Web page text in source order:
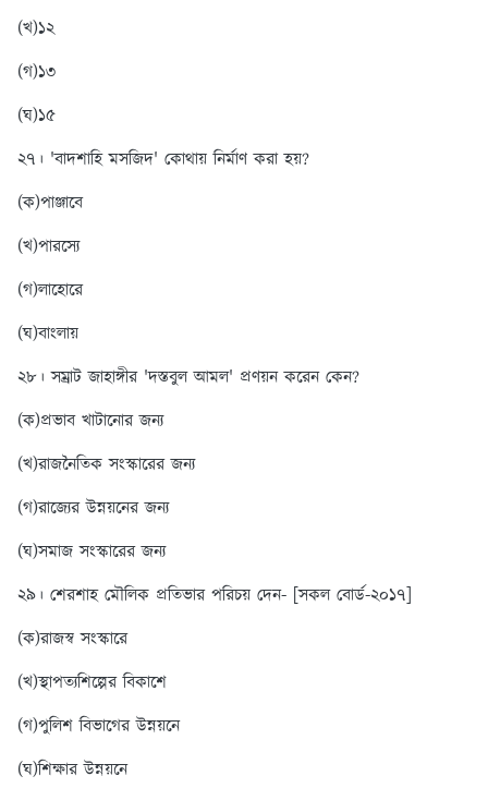
(খ)১২
(গ)১৩
(ঘ)১৫
২৭। 'বাদশাহি মসজিদ' কোথায় নির্মাণ করা হয়?
(ক)পাঞ্জাবে
(খ)পারস্যে
(গ)লাহোরে
(ঘ)বাংলায়
২৮। সম্রাট জাহাঙ্গীর 'দস্তবুল আমল' প্রণয়ন করেন কেন?
(ক)প্রভাব খাটানোর জন্য
(খ)রাজনৈতিক সংস্কারের জন্য
(গ)রাজ্যের উন্নয়নের জন্য
(ঘ)সমাজ সংস্কারের জন্য
২৯। শেরশাহ মৌলিক প্রতিভার পরিচয় দেন- [সকল বোর্ড-২০১৭]
(ক)রাজস্ব সংস্কারে
(খ)স্থাপত্যশিল্পের বিকাশে
(গ)পুলিশ বিভাগের উন্নয়নে
(ঘ)শিক্ষার উন্নয়নে